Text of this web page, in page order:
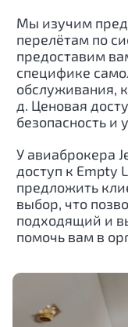
Мы изучим
перелётам по
предоставим
специфике
обслуживания,
д. Ценовая
безопасность и
У авиаброкера
доступ к Empty
предложить
выбор, что
подходящий и
помочь вам в